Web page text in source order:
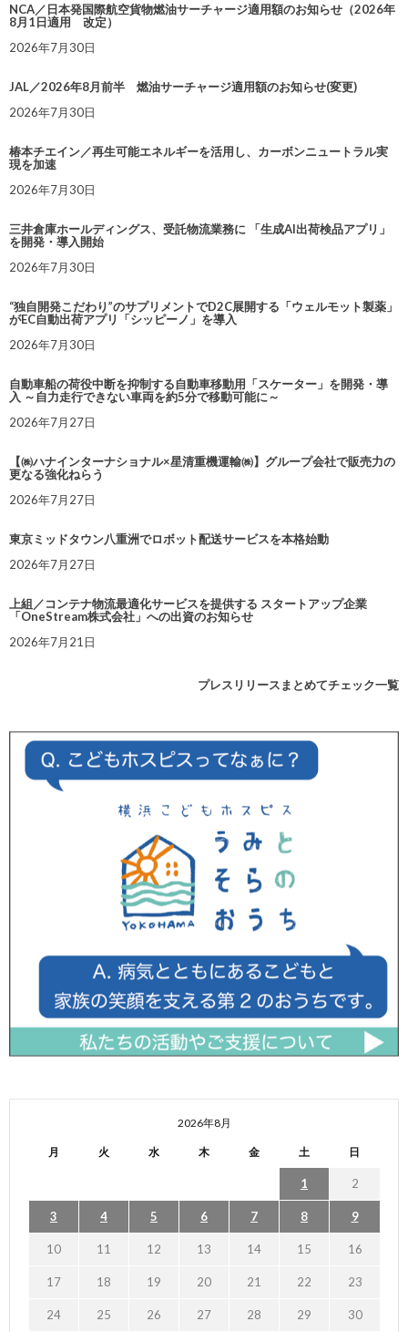
NCA／日本発国際航空貨物燃油サーチャージ適用額のお知らせ（2026年
8月1日適用 改定）
2026年7月30日
JAL／2026年8月前半 燃油サーチャージ適用額のお知らせ(変更)
2026年7月30日
椿本チエイン／再生可能エネルギーを活用し、カーボンニュートラル実
現を加速
2026年7月30日
三井倉庫ホールディングス、受託物流業務に 「生成AI出荷検品アプリ」
を開発・導入開始
2026年7月30日
“独自開発こだわり”のサプリメントでD2C展開する「ウェルモット製薬」
がEC自動出荷アプリ「シッピーノ」を導入
2026年7月30日
自動車船の荷役中断を抑制する自動車移動用「スケーター」を開発・導
入 ～自力走行できない車両を約5分で移動可能に～
2026年7月27日
【㈱ハナインターナショナル×星清重機運輸㈱】グループ会社で販売力の
更なる強化ねらう
2026年7月27日
東京ミッドタウン八重洲でロボット配送サービスを本格始動
2026年7月27日
上組／コンテナ物流最適化サービスを提供する スタートアップ企業
「OneStream株式会社」への出資のお知らせ
2026年7月21日
プレスリリースまとめてチェック一覧
2026年8月
月 火 水 木 金 土 日
1 2
3 4 5 6 7 8 9
10 11 12 13 14 15 16
17 18 19 20 21 22 23
24 25 26 27 28 29 30